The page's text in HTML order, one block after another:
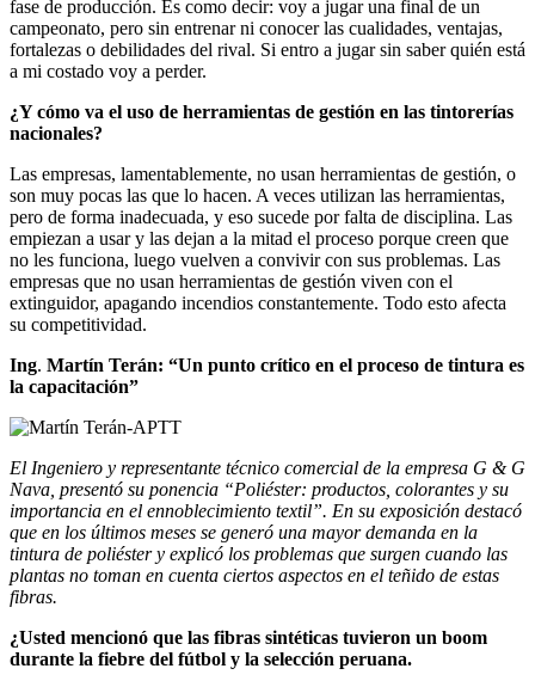
fase de producción. Es como decir: voy a jugar una final de un
campeonato, pero sin entrenar ni conocer las cualidades, ventajas,
fortalezas o debilidades del rival. Si entro a jugar sin saber quién está
a mi costado voy a perder.
¿Y cómo va el uso de herramientas de gestión en las tintorerías
nacionales?
Las empresas, lamentablemente, no usan herramientas de gestión, o
son muy pocas las que lo hacen. A veces utilizan las herramientas,
pero de forma inadecuada, y eso sucede por falta de disciplina. Las
empiezan a usar y las dejan a la mitad el proceso porque creen que
no les funciona, luego vuelven a convivir con sus problemas. Las
empresas que no usan herramientas de gestión viven con el
extinguidor, apagando incendios constantemente. Todo esto afecta
su competitividad.
Ing. Martín Terán: “Un punto crítico en el proceso de tintura es
la capacitación”
El Ingeniero y representante técnico comercial de la empresa G & G
Nava, presentó su ponencia “Poliéster: productos, colorantes y su
importancia en el ennoblecimiento textil”. En su exposición destacó
que en los últimos meses se generó una mayor demanda en la
tintura de poliéster y explicó los problemas que surgen cuando las
plantas no toman en cuenta ciertos aspectos en el teñido de estas
fibras.
¿Usted mencionó que las fibras sintéticas tuvieron un boom
durante la fiebre del fútbol y la selección peruana.